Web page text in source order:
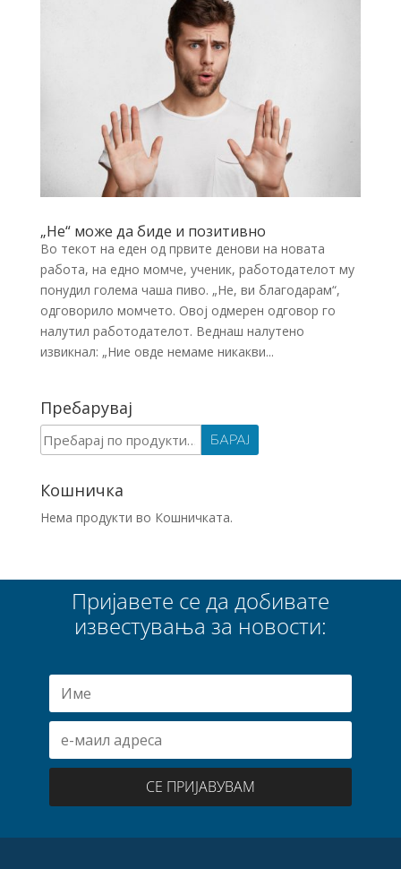
„Не“ може да биде и позитивно
Во текот на еден од првите денови на новата
работа, на едно момче, ученик, работодателот му
понудил голема чаша пиво. „Не, ви благодарам“,
одговорило момчето. Овој одмерен одговор го
налутил работодателот. Веднаш налутено
извикнал: „Ние овде немаме никакви...
Пребарувај
Барај
за:
БАРАЈ
Кошничка
Нема продукти во Кошничката.
Пријавете се да добивате
известувања за новости:
СЕ ПРИЈАВУВАМ